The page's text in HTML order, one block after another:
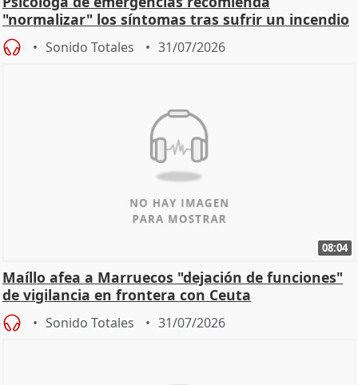
"normalizar" los síntomas tras sufrir un incendio
Sonido Totales 31/07/2026
08:04
Maíllo afea a Marruecos "dejación de funciones"
de vigilancia en frontera con Ceuta
Sonido Totales 31/07/2026